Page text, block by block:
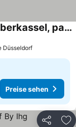
Me and All Hotel Dusseldorf Oberkassel, part of JdV by Hyatt
Düsseldorf
Preise sehen
Teilen